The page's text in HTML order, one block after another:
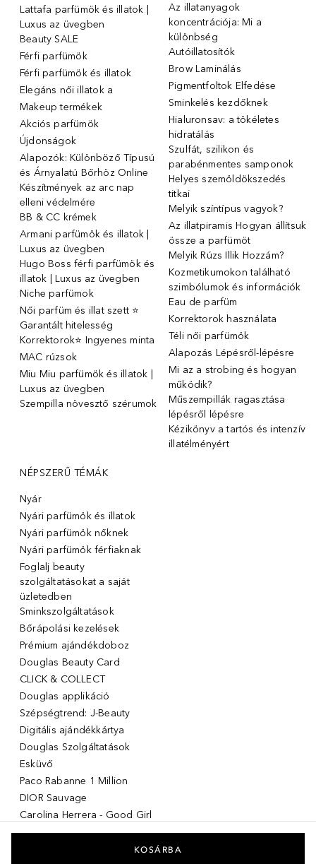
Lattafa parfümök és illatok |
Luxus az üvegben
Beauty SALE
Férfi parfümök
Férfi parfümök és illatok
Elegáns női illatok ️a
Makeup termékek
Akciós parfümök
Újdonságok
Alapozók: Különböző Típusú
és Árnyalatú Bőrhöz Online
Készítmények az arc nap
elleni védelmére
BB & CC krémek
Armani parfümök és illatok |
Luxus az üvegben
Hugo Boss férfi parfümök és
illatok | Luxus az üvegben
Niche parfümok
Női parfüm és illat szett ⭐
Garantált hitelesség
Korrektorok⭐ Ingyenes minta
MAC rúzsok
Miu Miu parfümök és illatok |
Luxus az üvegben
Szempilla növesztő szérumok
Az illatanyagok
koncentrációja: Mi a
különbség
Autóillatosítók
Brow Laminálás
Pigmentfoltok Elfedése
Sminkelés kezdőknek
Hialuronsav: a tökéletes
hidratálás
Szulfát, szilikon és
parabénmentes samponok
Helyes szemöldökszedés
titkai
Melyik színtípus vagyok?
Az illatpiramis Hogyan állítsuk
össze a parfümöt
Melyik Rúzs Illik Hozzám?
Kozmetikumokon található
szimbólumok és információk
Eau de parfüm
Korrektorok használata
Téli női parfümök
Alapozás Lépésről-lépésre
Mi az a strobing és hogyan
működik?
Műszempillák ragasztása
lépésről lépésre
Kézikönyv a tartós és intenzív
illatélményért
NÉPSZERŰ TÉMÁK
Nyár
Nyári parfümök és illatok
Nyári parfümök nőknek
Nyári parfümök férfiaknak
Foglalj beauty
szolgáltatásokat a saját
üzletedben
Sminkszolgáltatások
Bőrápolási kezelések
Prémium ajándékdoboz
Douglas Beauty Card
CLICK & COLLECT
Douglas applikáció
Szépségtrend: J-Beauty
Digitális ajándékkártya
Douglas Szolgáltatások
Esküvő
Paco Rabanne 1 Million
DIOR Sauvage
Carolina Herrera - Good Girl
Giorgio Armani Stronger with
KOSÁRBA